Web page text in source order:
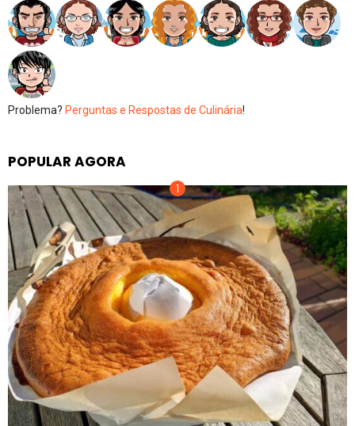
Problema? Perguntas e Respostas de Culinária!
POPULAR AGORA